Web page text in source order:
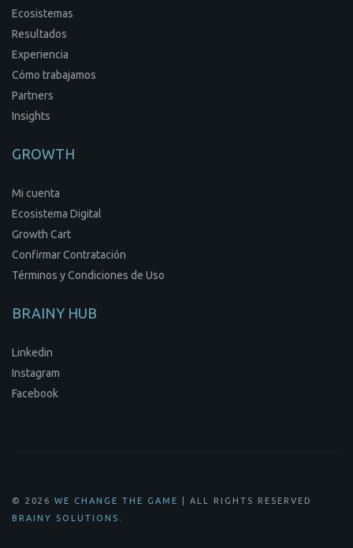
Ecosistemas
Resultados
Experiencia
Cómo trabajamos
Partners
Insights
GROWTH
Mi cuenta
Ecosistema Digital
Growth Cart
Confirmar Contratación
Términos y Condiciones de Uso
BRAINY HUB
Linkedin
Instagram
Facebook
© 2026 WE CHANGE THE GAME
| ALL RIGHTS RESERVED
BRAINY SOLUTIONS .